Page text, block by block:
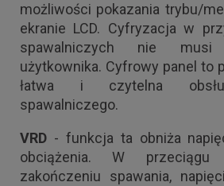
możliwości pokazania trybu/
ekranie LCD. Cyfryzacja w
spawalniczych nie
użytkownika. Cyfrowy panel to
łatwa i czytelna
spawalniczego.
VRD - funkcja ta obniża
obciążenia. W
zakończeniu spawania,